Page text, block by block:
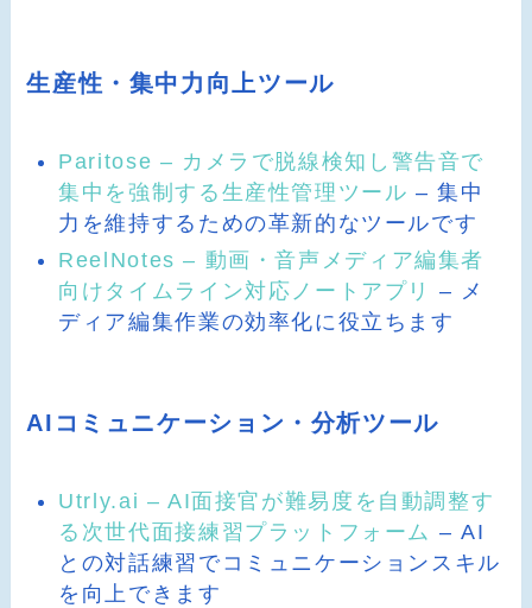
生産性・集中力向上ツール
Paritose – カメラで脱線検知し警告音で
集中を強制する生産性管理ツール – 集中
力を維持するための革新的なツールです
ReelNotes – 動画・音声メディア編集者
向けタイムライン対応ノートアプリ
– メ
ディア編集作業の効率化に役立ちます
AIコミュニケーション・分析ツール
Utrly.ai – AI面接官が難易度を自動調整す
る次世代面接練習プラットフォーム – AI
との対話練習でコミュニケーションスキル
を向上できます